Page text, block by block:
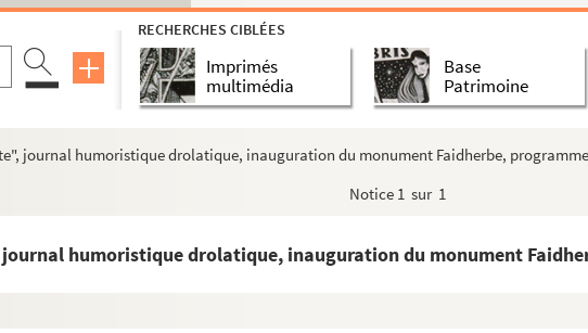
RECHERCHES CIBLÉES
Imprimés
multimédia
Base
Patrimoine
journal humoristique drolatique, inauguration du monument Faidherbe,
Notice 1 sur 1
humoristique drolatique, inauguration du monument
monument Faidherbe, bas-relief de droite (bataille de Bapaume)
Faidherbe, bas-relief de gauche (bataille du Pont de Noyelles)
du piédestal
A. Testelin, commissaire général de la Défense nationale